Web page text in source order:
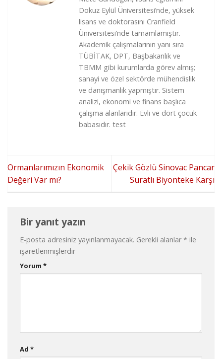
Dokuz Eylül Üniversitesi’nde, yüksek
lisans ve doktorasını Cranfield
Üniversitesi’nde tamamlamıştır.
Akademik çalışmalarının yanı sıra
TÜBİTAK, DPT, Başbakanlık ve
TBMM gibi kurumlarda görev almış;
sanayi ve özel sektörde mühendislik
ve danışmanlık yapmıştır. Sistem
analizi, ekonomi ve finans başlıca
çalışma alanlarıdır. Evli ve dört çocuk
babasıdır. test
Ormanlarımızın Ekonomik
Değeri Var mı?
Çekik Gözlü Sinovac Pancar
Suratlı Biyonteke Karşı
Bir yanıt yazın
E-posta adresiniz yayınlanmayacak. Gerekli alanlar* ile
işaretlenmişlerdir
Yorum *
Ad *